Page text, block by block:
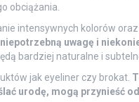
obciążania.
intensywnych kolorów
uwagę i
bardziej naturalne i
jak eyeliner czy brokat.
urodę, mogą przynieść